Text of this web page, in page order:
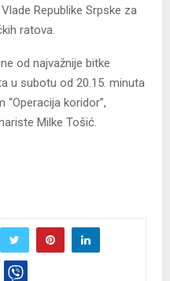
Republike Srpske za
ratova.
od najvažnije bitke
u subotu od 20.15. minuta
“Operacija koridor”,
Milke Tošić.